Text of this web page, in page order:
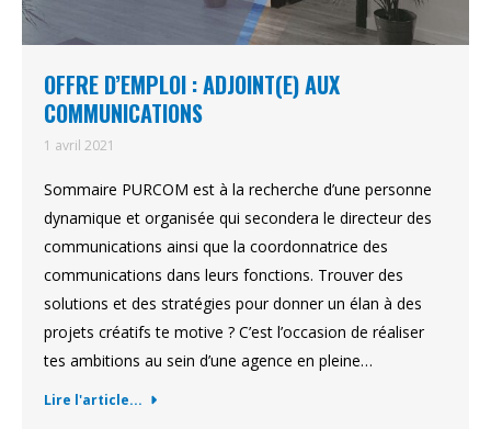
OFFRE D’EMPLOI : ADJOINT(E) AUX
COMMUNICATIONS
1 avril 2021
Sommaire PURCOM est à la recherche d’une personne
dynamique et organisée qui secondera le directeur des
communications ainsi que la coordonnatrice des
communications dans leurs fonctions. Trouver des
solutions et des stratégies pour donner un élan à des
projets créatifs te motive ? C’est l’occasion de réaliser
tes ambitions au sein d’une agence en pleine…
Lire l'article...